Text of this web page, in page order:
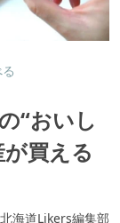
“おいし
買える
北海道Likers編集部